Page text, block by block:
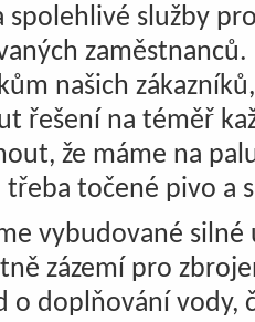
spolehlivé služby
našich
řešení na téměř
že máme na
třeba točené pivo
vybudované
zázemí pro
o doplňování vody,